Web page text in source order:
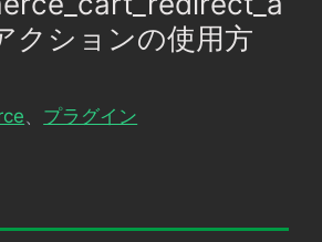
クションの使用方
プラグイン